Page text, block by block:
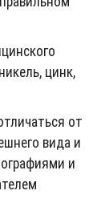
цинк,
от
вида и
и